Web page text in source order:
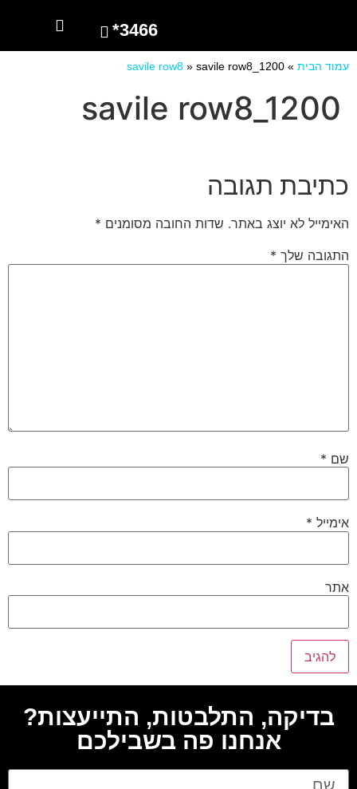
3466*
עמוד הבית »
savile row8 » savile row8_1200
savile row8_1200
כתיבת תגובה
האימייל לא יוצג באתר. שדות החובה מסומנים *
התגובה שלך *
שם *
אימייל *
אתר
בדיקה, התלבטות, התייעצות?
אנחנו פה בשבילכם